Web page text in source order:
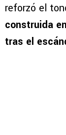
reforzó el
construida
tras el